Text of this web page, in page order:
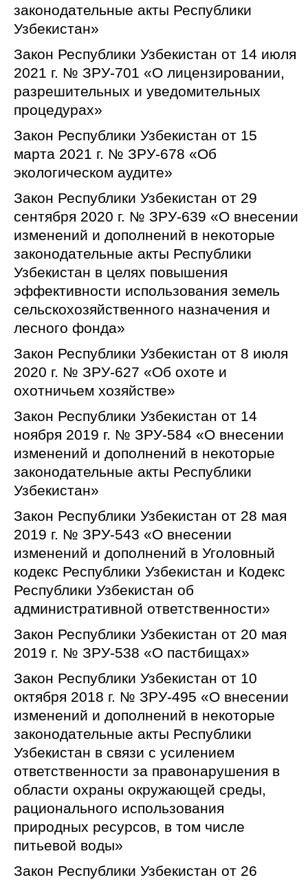
законодательные акты Республики
Узбекистан»
Закон Республики Узбекистан от 14 июля
2021 г. № ЗРУ-701 «О лицензировании,
разрешительных и уведомительных
процедурах»
Закон Республики Узбекистан от 15
марта 2021 г. № ЗРУ-678 «Об
экологическом аудите»
Закон Республики Узбекистан от 29
сентября 2020 г. № ЗРУ-639 «О внесении
изменений и дополнений в некоторые
законодательные акты Республики
Узбекистан в целях повышения
эффективности использования земель
сельскохозяйственного назначения и
лесного фонда»
Закон Республики Узбекистан от 8 июля
2020 г. № ЗРУ-627 «Об охоте и
охотничьем хозяйстве»
Закон Республики Узбекистан от 14
ноября 2019 г. № ЗРУ-584 «О внесении
изменений и дополнений в некоторые
законодательные акты Республики
Узбекистан»
Закон Республики Узбекистан от 28 мая
2019 г. № ЗРУ-543 «О внесении
изменений и дополнений в Уголовный
кодекс Республики Узбекистан и Кодекс
Республики Узбекистан об
административной ответственности»
Закон Республики Узбекистан от 20 мая
2019 г. № ЗРУ-538 «О пастбищах»
Закон Республики Узбекистан от 10
октября 2018 г. № ЗРУ-495 «О внесении
изменений и дополнений в некоторые
законодательные акты Республики
Узбекистан в связи с усилением
ответственности за правонарушения в
области охраны окружающей среды,
рационального использования
природных ресурсов, в том числе
питьевой воды»
Закон Республики Узбекистан от 26